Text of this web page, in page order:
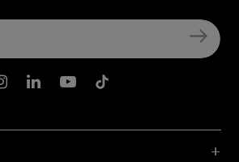
Twitter
Facebook
Belkin Instagram
Belkin LInkedIn
Belkin Youtube
Belkin